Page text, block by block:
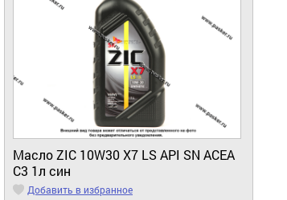
Масло ZIC 10W30 X7 LS API SN ACEA
C3 1л син
Добавить в избранное